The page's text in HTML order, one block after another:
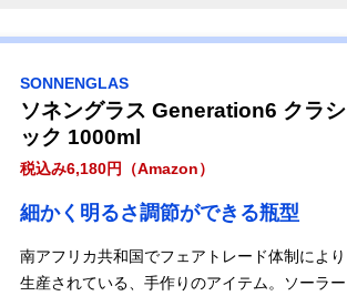
SONNENGLAS
ソネングラス Generation6 クラシ
ック 1000ml
税込み6,180円（Amazon）
細かく明るさ調節ができる瓶型
南アフリカ共和国でフェアトレード体制により
生産されている、手作りのアイテム。ソーラー